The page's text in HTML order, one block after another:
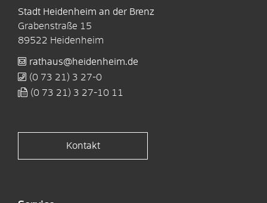
Stadt Heidenheim an der Brenz
Grabenstraße 15
89522 Heidenheim
rathaus@heidenheim.de
(0 73 21) 3 27-0
(0 73 21) 3 27-10 11
Kontakt